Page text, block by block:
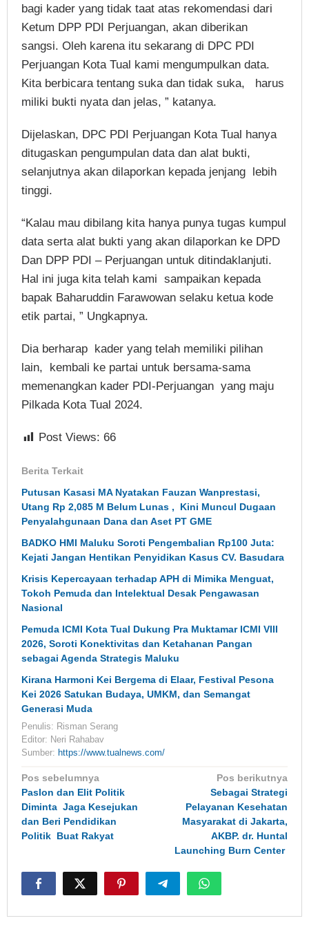
bagi kader yang tidak taat atas rekomendasi dari
Ketum DPP PDI Perjuangan, akan diberikan
sangsi. Oleh karena itu sekarang di DPC PDI
Perjuangan Kota Tual kami mengumpulkan data.
Kita berbicara tentang suka dan tidak suka, harus
miliki bukti nyata dan jelas, ” katanya.
Dijelaskan, DPC PDI Perjuangan Kota Tual hanya
ditugaskan pengumpulan data dan alat bukti,
selanjutnya akan dilaporkan kepada jenjang lebih
tinggi.
“Kalau mau dibilang kita hanya punya tugas kumpul
data serta alat bukti yang akan dilaporkan ke DPD
Dan DPP PDI – Perjuangan untuk ditindaklanjuti.
Hal ini juga kita telah kami sampaikan kepada
bapak Baharuddin Farawowan selaku ketua kode
etik partai, ” Ungkapnya.
Dia berharap kader yang telah memiliki pilihan
lain, kembali ke partai untuk bersama-sama
memenangkan kader PDI-Perjuangan yang maju
Pilkada Kota Tual 2024.
Post Views: 66
Berita Terkait
Putusan Kasasi MA Nyatakan Fauzan Wanprestasi,
Utang Rp 2,085 M Belum Lunas , Kini Muncul Dugaan
Penyalahgunaan Dana dan Aset PT GME
BADKO HMI Maluku Soroti Pengembalian Rp100 Juta:
Kejati Jangan Hentikan Penyidikan Kasus CV. Basudara
Krisis Kepercayaan terhadap APH di Mimika Menguat,
Tokoh Pemuda dan Intelektual Desak Pengawasan
Nasional
Pemuda ICMI Kota Tual Dukung Pra Muktamar ICMI VIII
2026, Soroti Konektivitas dan Ketahanan Pangan
sebagai Agenda Strategis Maluku
Kirana Harmoni Kei Bergema di Elaar, Festival Pesona
Kei 2026 Satukan Budaya, UMKM, dan Semangat
Generasi Muda
Penulis: Risman Serang
Editor: Neri Rahabav
Sumber: https://www.tualnews.com/
Navigasi
pos
Pos sebelumnya
Paslon dan Elit Politik
Diminta Jaga Kesejukan
dan Beri Pendidikan
Politik Buat Rakyat
Pos berikutnya
Sebagai Strategi
Pelayanan Kesehatan
Masyarakat di Jakarta,
AKBP. dr. Huntal
Launching Burn Center